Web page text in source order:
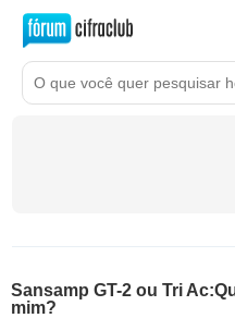
Sansamp GT-2 ou Tri
mim?